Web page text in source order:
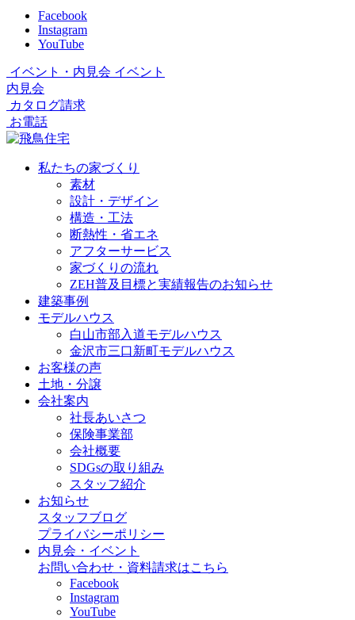
Facebook
Instagram
YouTube
イベント・内見会 イベント
内見会
カタログ請求
お電話
私たちの家づくり
素材
設計・デザイン
構造・工法
断熱性・省エネ
アフターサービス
家づくりの流れ
ZEH普及目標と実績報告のお知らせ
建築事例
モデルハウス
白山市部入道モデルハウス
金沢市三口新町モデルハウス
お客様の声
土地・分譲
会社案内
社長あいさつ
保険事業部
会社概要
SDGsの取り組み
スタッフ紹介
お知らせ
スタッフブログ
プライバシーポリシー
内見会・イベント
お問い合わせ・資料請求はこちら
Facebook
Instagram
YouTube